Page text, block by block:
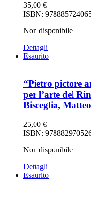
35,00 €
ISBN:
Non disponibile
Dettagli
Esaurito
“Pietro pictore
per l’arte del
Bisceglia,
25,00 €
ISBN:
Non disponibile
Dettagli
Esaurito